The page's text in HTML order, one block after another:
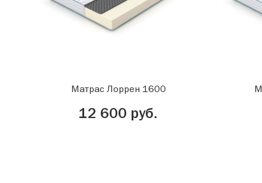
Матрас Лоррен 1600
12 600 руб.